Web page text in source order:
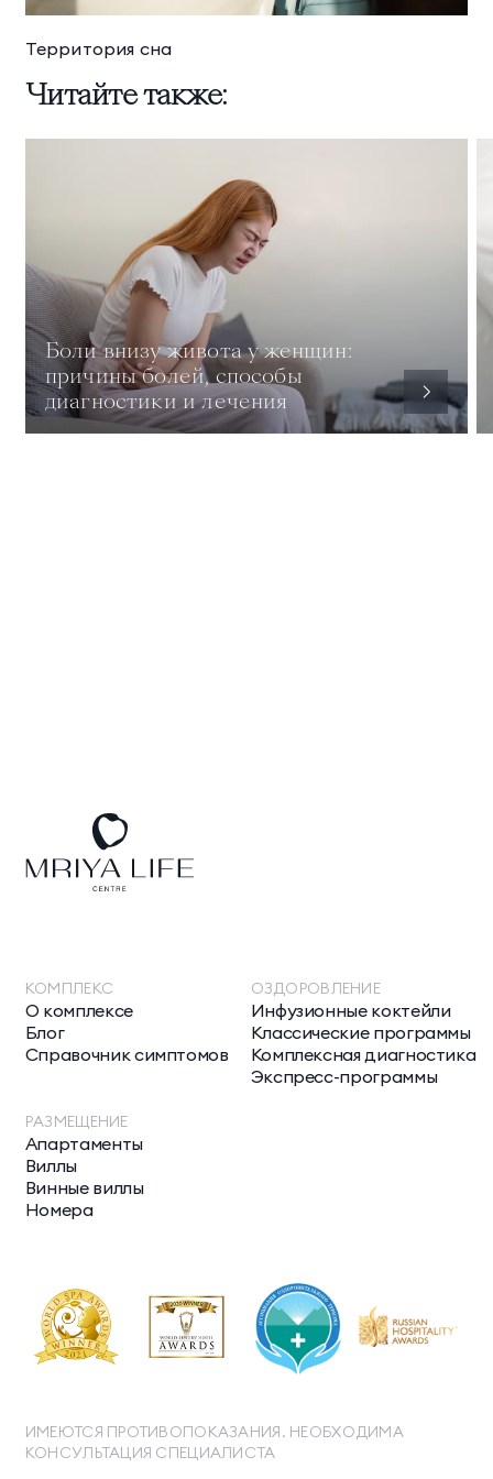
Территория сна
Читайте также:
Боли внизу живота у женщин:
причины болей, способы
диагностики и лечения
КОМПЛЕКС
О комплексе
Блог
Справочник симптомов
ОЗДОРОВЛЕНИЕ
Инфузионные коктейли
Классические программы
Комплексная диагностика
Экспресс-программы
РАЗМЕЩЕНИЕ
Апартаменты
Виллы
Винные виллы
Номера
ИМЕЮТСЯ ПРОТИВОПОКАЗАНИЯ. НЕОБХОДИМА
КОНСУЛЬТАЦИЯ СПЕЦИАЛИСТА